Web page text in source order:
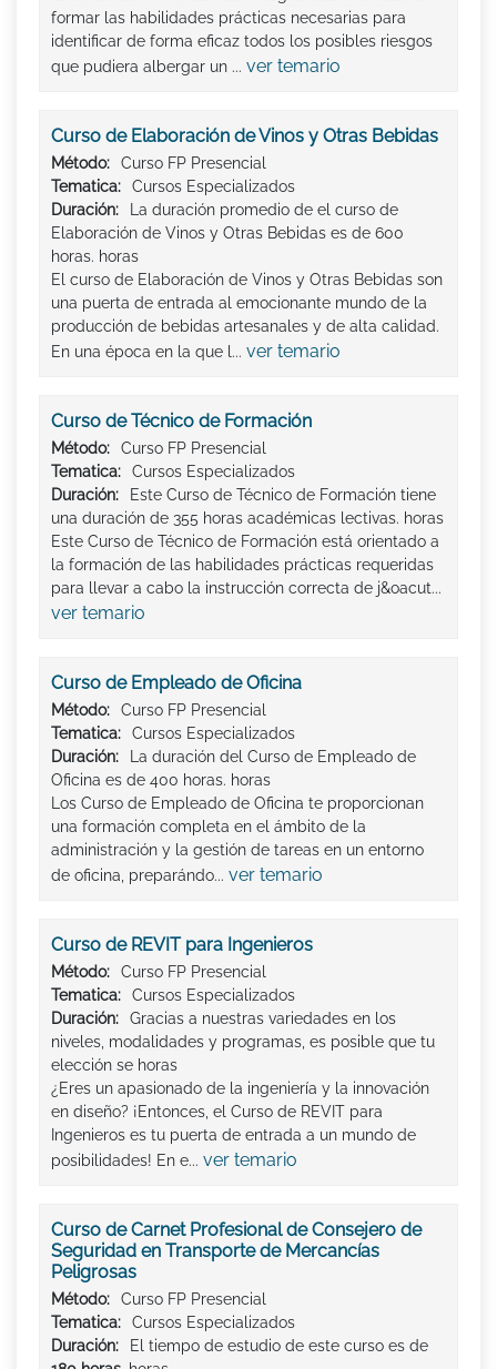
formar las habilidades prácticas necesarias para
identificar de forma eficaz todos los posibles riesgos
que pudiera albergar un ... ver temario
Curso de Elaboración de Vinos y Otras Bebidas
Método:
Curso FP Presencial
Tematica:
Cursos Especializados
Duración:
La duración promedio de el curso de
Elaboración de Vinos y Otras Bebidas es de 600
horas. horas
El curso de Elaboración de Vinos y Otras Bebidas son
una puerta de entrada al emocionante mundo de la
producción de bebidas artesanales y de alta calidad.
En una época en la que l... ver temario
Curso de Técnico de Formación
Método:
Curso FP Presencial
Tematica:
Cursos Especializados
Duración:
Este Curso de Técnico de Formación tiene
una duración de 355 horas académicas lectivas. horas
Este Curso de Técnico de Formación está orientado a
la formación de las habilidades prácticas requeridas
para llevar a cabo la instrucción correcta de j&oacut...
ver temario
Curso de Empleado de Oficina
Método:
Curso FP Presencial
Tematica:
Cursos Especializados
Duración:
La duración del Curso de Empleado de
Oficina es de 400 horas. horas
Los Curso de Empleado de Oficina te proporcionan
una formación completa en el ámbito de la
administración y la gestión de tareas en un entorno
de oficina, preparándo... ver temario
Curso de REVIT para Ingenieros
Método:
Curso FP Presencial
Tematica:
Cursos Especializados
Duración:
Gracias a nuestras variedades en los
niveles, modalidades y programas, es posible que tu
elección se horas
¿Eres un apasionado de la ingeniería y la innovación
en diseño? ¡Entonces, el Curso de REVIT para
Ingenieros es tu puerta de entrada a un mundo de
posibilidades! En e... ver temario
Curso de Carnet Profesional de Consejero de
Seguridad en Transporte de Mercancías
Peligrosas
Método:
Curso FP Presencial
Tematica:
Cursos Especializados
Duración:
El tiempo de estudio de este curso es de